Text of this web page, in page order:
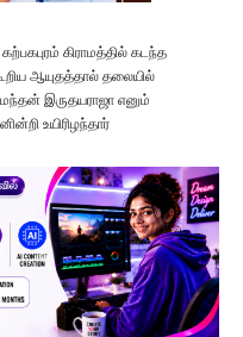
கிராமத்தில் கடந்த
ஆயுதத்தால் தலையில்
இருதயராஜா எனும்
உயிரிழந்தார்